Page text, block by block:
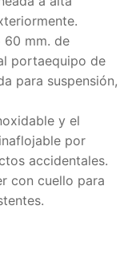
60 mm. de
portaequipo de
para suspensión,
y el
por
accidentales.
con cuello para